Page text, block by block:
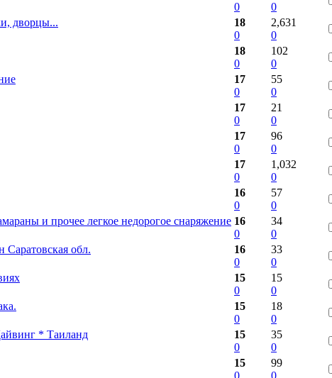
0
0
дворцы...
18
0
2,631
0
18
0
102
0
17
0
55
0
17
0
21
0
17
0
96
0
17
0
1,032
0
16
0
57
0
и прочее легкое недорогое снаряжение 16
0
34
0
обл.
16
0
33
0
15
0
15
0
15
0
18
0
* Таиланд
15
0
35
0
15
0
99
0